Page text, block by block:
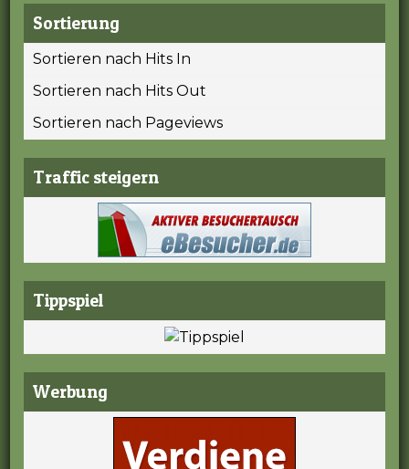
Sortierung
Sortieren nach Hits In
Sortieren nach Hits Out
Sortieren nach Pageviews
Traffic steigern
Tippspiel
Werbung